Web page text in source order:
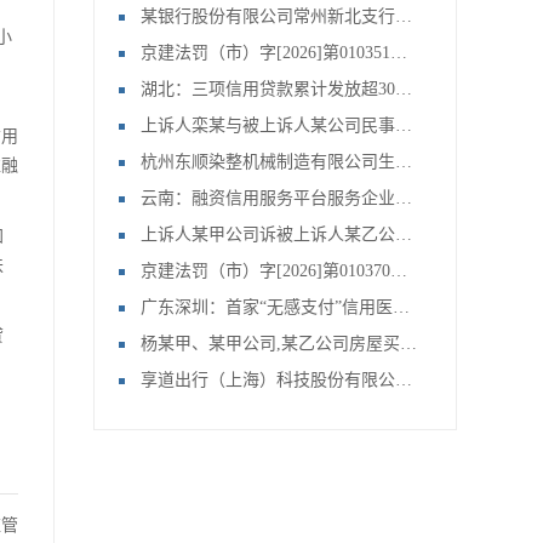
某银行股份有限公司常州新北支行、常州某公司,文某,文某等金融借款合同纠纷一案
京建法罚（市）字[2026]第010351号：北京首钢建设集团有限公司
湖北：三项信用贷款累计发放超3000亿
上诉人栾某与被上诉人某公司民事主体间房屋拆迁补偿合同纠纷上诉案申请再审审查一案
杭州东顺染整机械制造有限公司生产经营单位未对安全设备定期检测案
云南：融资信用服务平台服务企业49.29万家
上诉人某甲公司诉被上诉人某乙公司联营合同纠纷申请再审审查一案
京建法罚（市）字[2026]第010370号：北京刚强鸿皓建筑工程有限公司
广东深圳：首家“无感支付”信用医院上线
杨某甲、某甲公司,某乙公司房屋买卖合同纠纷申请再审审查一案
享道出行（上海）科技股份有限公司提供服务的车辆未取得车辆营运证案